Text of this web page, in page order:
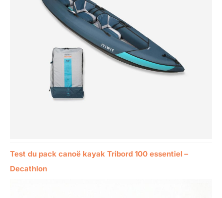
Test du pack canoë kayak Tribord 100 essentiel –
Decathlon